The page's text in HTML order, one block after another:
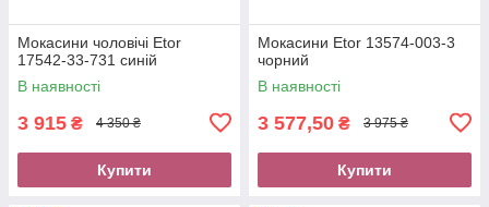
Мокасини чоловічі Etor
17542-33-731 синій
В наявності
3 915 ₴ 4 350 ₴
Купити
Мокасини Etor 13574-003-3
чорний
В наявності
3 577,50 ₴ 3 975 ₴
Купити